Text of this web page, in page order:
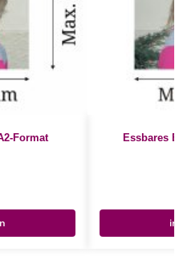
Format Essbares